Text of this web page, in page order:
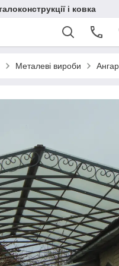
і ковка
Металеві вироби